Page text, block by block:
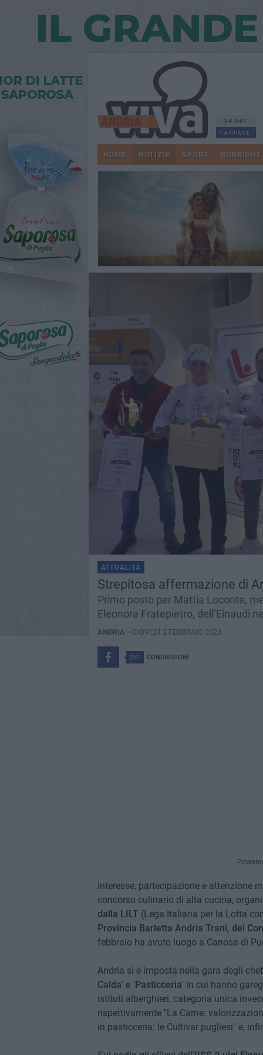
34.941
FANPAGE
HOME NOTIZIE SPORT RUBRICHE
ATTUALITÀ
Strepitosa affermazione di
Primo posto per Mattia Loconte,
Eleonora Fratepietro, dell’Einaudi
ANDRIA - GIOVEDÌ 2 FEBBRAIO 2023
251 CONDIVISIONI
Interesse, partecipazione e attenzione
concorso culinario di alta cucina,
dalla LILT (Lega Italiana per la Lotta
Provincia Barletta Andria Trani, dei
febbraio ha avuto luogo a Canosa di
Andria si è imposta nella gara degli
Calda' e 'Pasticceria' in cui hanno
istituti alberghieri, categoria unica
rispettivamente "La Carne:
in pasticceria: le Cultivar pugliesi" e,